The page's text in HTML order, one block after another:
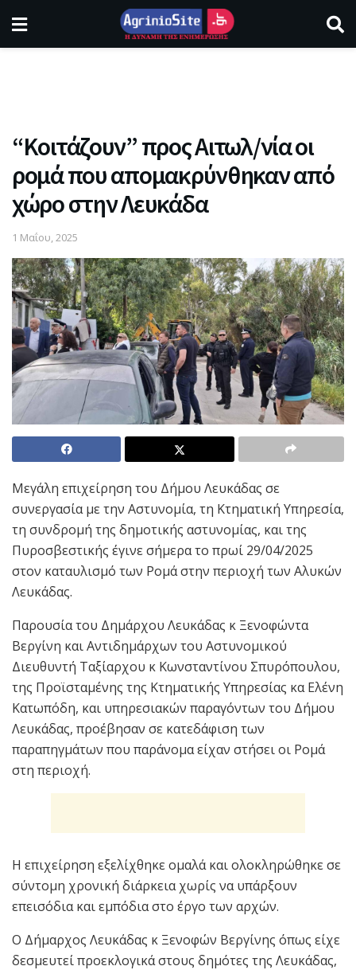
“Κοιτάζουν” προς Αιτωλ/νία οι
ρομά που απομακρύνθηκαν από
χώρο στην Λευκάδα
1 Μαΐου, 2025
Μεγάλη επιχείρηση του Δήμου Λευκάδας σε
συνεργασία με την Αστυνομία, τη Κτηματική Υπηρεσία,
τη συνδρομή της δημοτικής αστυνομίας, και της
Πυροσβεστικής έγινε σήμερα το πρωί 29/04/2025
στον καταυλισμό των Ρομά στην περιοχή των Αλυκών
Λευκάδας.
Παρουσία του Δημάρχου Λευκάδας κ Ξενοφώντα
Βεργίνη και Αντιδημάρχων του Αστυνομικού
Διευθυντή Ταξίαρχου κ Κωνσταντίνου Σπυρόπουλου,
της Προϊσταμένης της Κτηματικής Υπηρεσίας κα Ελένη
Κατωπόδη, και υπηρεσιακών παραγόντων του Δήμου
Λευκάδας, προέβησαν σε κατεδάφιση των
παραπηγμάτων που παράνομα είχαν στήσει οι Ρομά
στη περιοχή.
Η επιχείρηση εξελίχθηκε ομαλά και ολοκληρώθηκε σε
σύντομη χρονική διάρκεια χωρίς να υπάρξουν
επεισόδια και εμπόδια στο έργο των αρχών.
Ο Δήμαρχος Λευκάδας κ Ξενοφών Βεργίνης όπως είχε
δεσμευτεί προεκλογικά στους δημότες της Λευκάδας,